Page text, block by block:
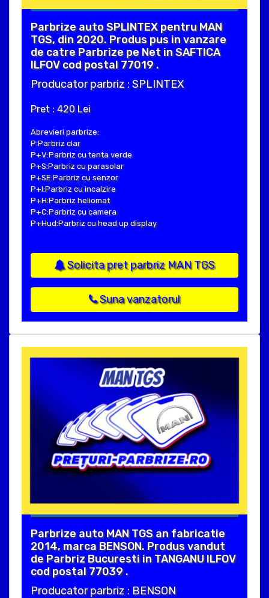
Parbrize auto SPLINTEX pentru MAN
TGS, din 2020. Produs pus in vanzare
de catre Parbrize pe Net in SAFTICA
ILFOV cod postal 77019 .
Producator parbriz : SPLINTEX
Pret : 420 Lei
Abrevieri parbrize:
P:Parbriz clar
P+V:Parbriz cu tenta verde
P+S:Parbriz cu parasolar
P+SE:Parbriz cu senzor
P+I:Parbriz cu incalzire
P+H:Parbriz heliomat
P+C:Parbriz cu camera
P+Hud:Parbriz cu head up display
Solicita pret parbriz MAN TGS
Suna vanzatorul
Parbrize auto MAN TGS an fabricatie
2014, marca BENSON. Produs vandut
de Parbriz Bucuresti in TANGANU ILFOV
cod postal 77039 .
Producator parbriz : BENSON